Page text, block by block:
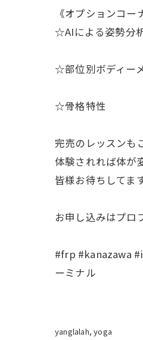
《オプションコー
☆AIによる姿勢分
☆部位別ボディー
☆骨格特性
完売のレッスンも
体験されれば体が
皆様お待ちしてます
お申し込みはプロ
#frp #kanazawa
ーミナル
yanglalah yoga